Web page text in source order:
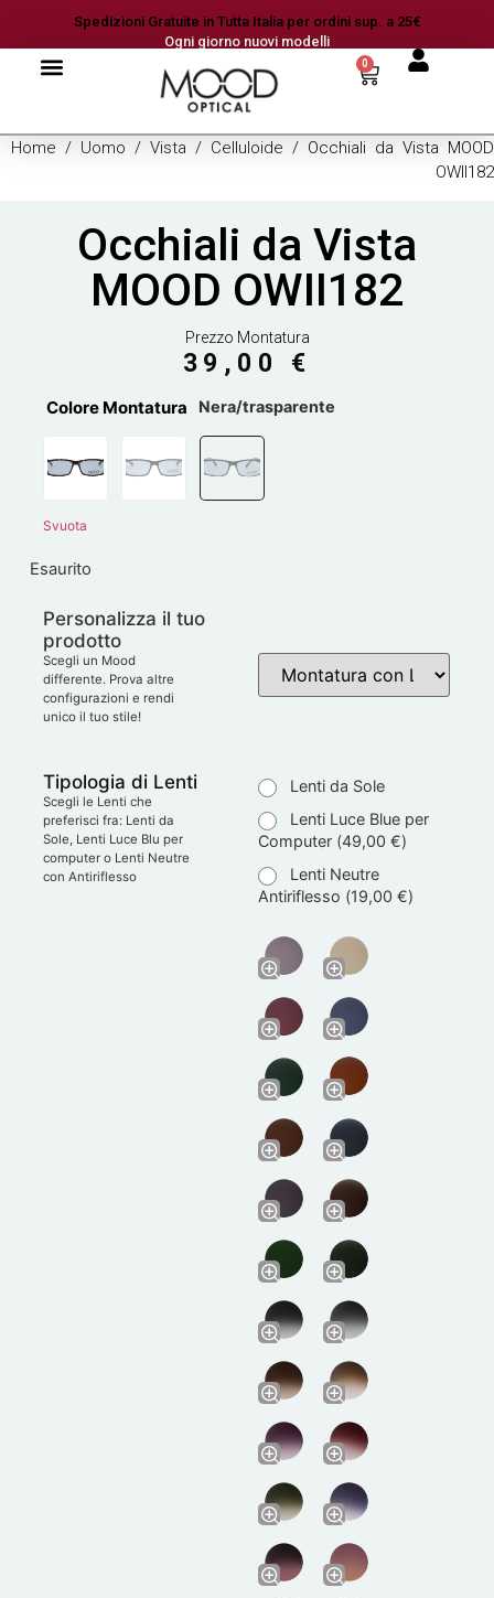
Spedizioni Gratuite in Tutta Italia per ordini sup. a 25€
Ogni giorno nuovi modelli
0
Home / Uomo / Vista / Celluloide / Occhiali da Vista MOOD
OWII182
Occhiali da Vista
MOOD OWII182
Prezzo Montatura
39,00 €
Colore Montatura Nera/trasparente
Svuota
Esaurito
Personalizza il tuo
prodotto
Scegli un Mood
differente. Prova altre
configurazioni e rendi
unico il tuo stile!
Tipologia di Lenti
Scegli le Lenti che
preferisci fra: Lenti da
Sole, Lenti Luce Blu per
computer o Lenti Neutre
con Antiriflesso
Lenti da Sole
Lenti Luce Blue per
Computer (49,00 €)
Lenti Neutre
Antiriflesso (19,00 €)